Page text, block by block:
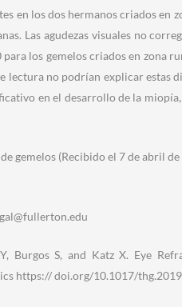
en los dos hermanos criados en
Las agudezas visuales no
los gemelos criados en zona
lectura no podrían explicar estas
en el desarrollo de la
gemelos (Recibido el 7 de abril
Burgos S, and Katz X. Eye
https:// doi.org/10.1017/